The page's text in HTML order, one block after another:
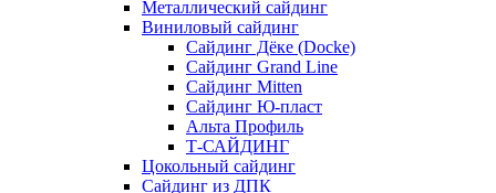
Металлический сайдинг
Виниловый сайдинг
Сайдинг Дёке (Docke)
Сайдинг Grand Line
Сайдинг Mitten
Сайдинг Ю-пласт
Альта Профиль
Т-САЙДИНГ
Цокольный сайдинг
Сайдинг из ДПК